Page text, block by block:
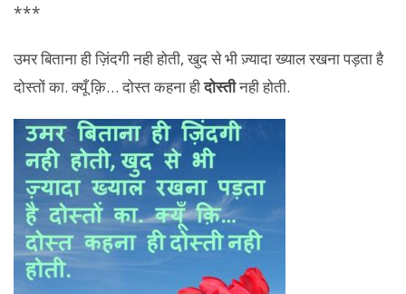
***
उमर बिताना ही ज़िंदगी नही होती, खुद से भी ज़्यादा ख्याल रखना पड़ता है
दोस्तों का. क्यूँ क़ि… दोस्त कहना हीदोस्तीनही होती.